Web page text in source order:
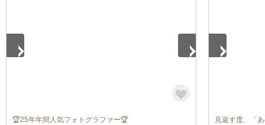
🏆25年年間人気フォトグラファー🏆 見返す度、「